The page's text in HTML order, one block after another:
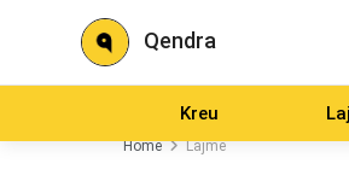
Qendra
Kreu
Home Lajme